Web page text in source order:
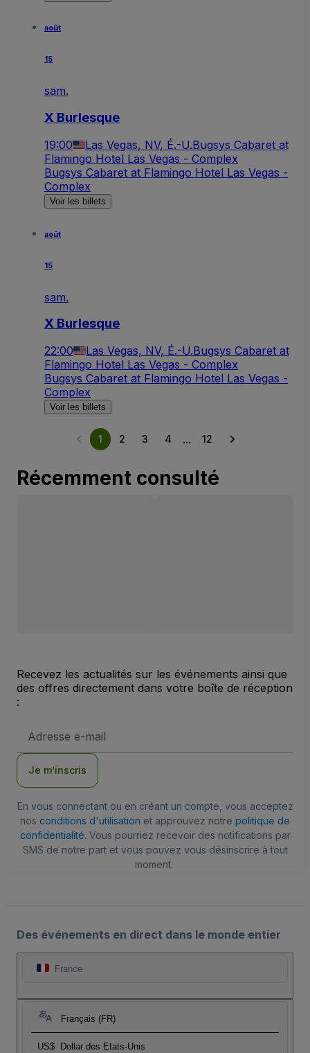
août
15
sam.
X Burlesque
19:00 Las Vegas, NV, É.-U.Bugsys Cabaret at
Flamingo Hotel Las Vegas - Complex
Bugsys Cabaret at Flamingo Hotel Las Vegas -
Complex
Voir les billets
août
15
sam.
X Burlesque
22:00 Las Vegas, NV, É.-U.Bugsys Cabaret at
Flamingo Hotel Las Vegas - Complex
Bugsys Cabaret at Flamingo Hotel Las Vegas -
Complex
Voir les billets
1 2 3 4 ... 12
Récemment consulté
Recevez les actualités sur les événements ainsi que
des offres directement dans votre boîte de réception
:
e-
Je m’inscris
En vous connectant ou en créant un compte, vous acceptez
nos conditions d'utilisation et approuvez notre politique de
confidentialité. Vous pourriez recevoir des notifications par
SMS de notre part et vous pouvez vous désinscrire à tout
moment.
Des événements en direct dans le monde entier
France
Français (FR)
US$ Dollar des Etats-Unis